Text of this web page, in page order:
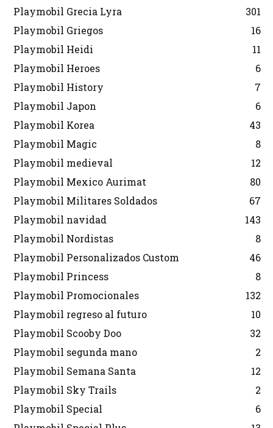
Playmobil Grecia Lyra
301
Playmobil Griegos
16
Playmobil Heidi
11
Playmobil Heroes
6
Playmobil History
7
Playmobil Japon
6
Playmobil Korea
43
Playmobil Magic
8
Playmobil medieval
12
Playmobil Mexico Aurimat
80
Playmobil Militares Soldados
67
Playmobil navidad
143
Playmobil Nordistas
8
Playmobil Personalizados Custom
46
Playmobil Princess
8
Playmobil Promocionales
132
Playmobil regreso al futuro
10
Playmobil Scooby Doo
32
Playmobil segunda mano
2
Playmobil Semana Santa
12
Playmobil Sky Trails
2
Playmobil Special
6